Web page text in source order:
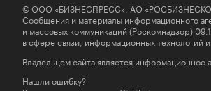
© ООО «БИЗНЕСПРЕСС», АО
Сообщения и материалы информационного
и массовых коммуникаций (Роскомнадзор)
в сфере связи, информационных технологий
Владельцем сайта является информационное
Нашли ошибку?